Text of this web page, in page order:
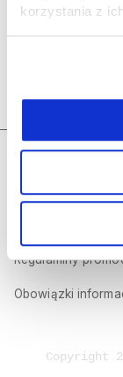
korzystania z
Polecane
Regulamin sklepu
Polityka
Regulaminy
Obowiązki
Copyright